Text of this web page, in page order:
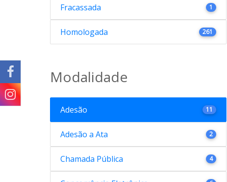
Fracassada 1
Homologada 261
Modalidade
Adesão 11
Adesão a Ata 2
Chamada Pública 4